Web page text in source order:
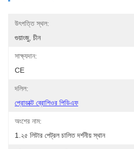
উৎপত্তি স্থল:
গুয়াংজু, চীন
সাক্ষ্যদান:
CE
দলিল:
প্রোডাক্ট ব্রোশিওর পিডিএফ
অংশের নাম:
1.২৫ লিটার পেট্রল চালিত দর্শনীয় স্থান